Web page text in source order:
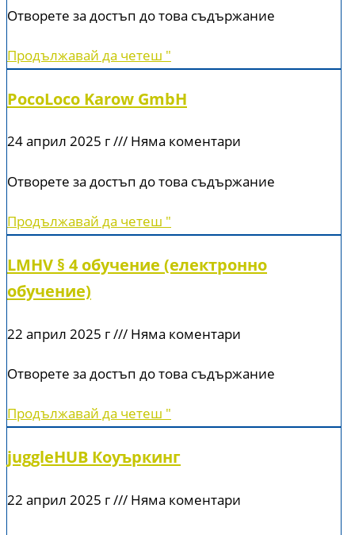
Отворете за достъп до това съдържание
Продължавай да четеш "
PocoLoco Karow GmbH
24 април 2025 г Няма коментари
Отворете за достъп до това съдържание
Продължавай да четеш "
LMHV § 4 обучение (електронно
обучение)
22 април 2025 г Няма коментари
Отворете за достъп до това съдържание
Продължавай да четеш "
juggleHUB Коуъркинг
22 април 2025 г Няма коментари